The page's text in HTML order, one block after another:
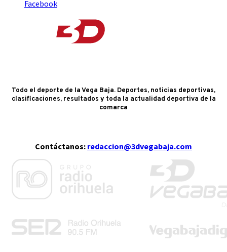
Facebook
Todo el deporte de la Vega Baja. Deportes, noticias deportivas,
clasificaciones, resultados y toda la actualidad deportiva de la
comarca
Contáctanos: redaccion@3dvegabaja.com